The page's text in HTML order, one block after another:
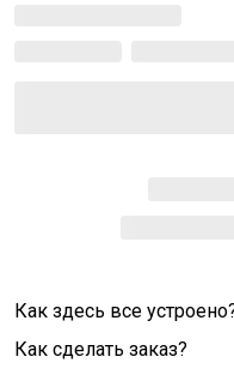
Как здесь все
Как сделать заказ?